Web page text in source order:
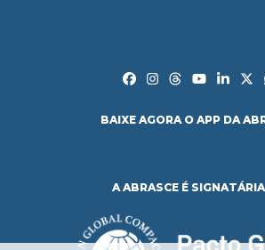
BAIXE AGORA O APP DA
A ABRASCE É